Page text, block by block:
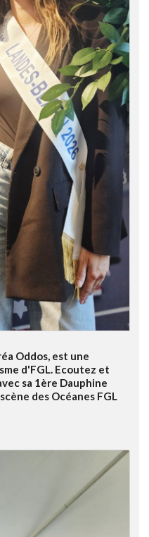
Oddos, est une
d'FGL. Ecoutez et
sa 1ère Dauphine
des Océanes FGL